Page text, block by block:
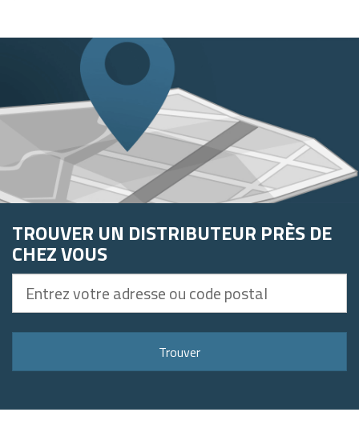
TROUVER UN DISTRIBUTEUR PRÈS DE
CHEZ VOUS
votre
Trouver